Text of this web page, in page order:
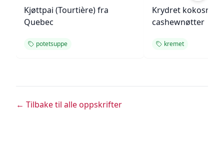
Kjøttpai (Tourtière) fra
Quebec
potetsuppe
Krydret kokosris
cashewnøtter
kremet
← Tilbake til alle oppskrifter